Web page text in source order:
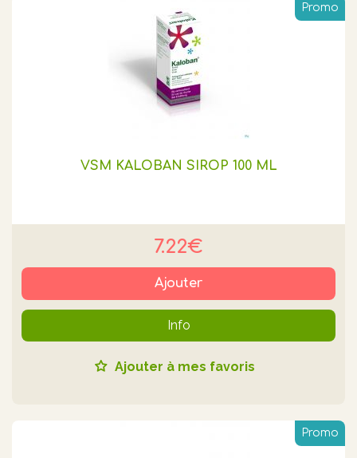
Promo
VSM KALOBAN SIROP 100 ML
7.22€
Ajouter
Info
Ajouter à mes favoris
Promo